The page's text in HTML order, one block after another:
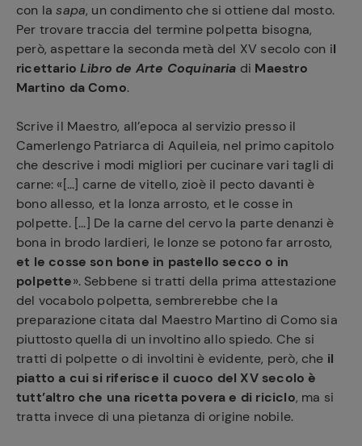
con lasapa, un condimento che si ottiene dal mosto.
Per trovare traccia del termine polpetta bisogna,
però, aspettare la seconda metà del XV secolo con il
ricettarioLibro de Arte Coquinaria di Maestro
Martino da Como.
Scrive il Maestro, all’epoca al servizio presso il
Camerlengo Patriarca di Aquileia, nel primo capitolo
che descrive i modi migliori per cucinare vari tagli di
carne: «[...] carne de vitello, zioè il pecto davanti è
bono allesso, et la lonza arrosto, et le cosse in
polpette. [...] De la carne del cervo la parte denanzi è
bona in brodo lardieri, le lonze se potono far arrosto,
et le cosse son bone in pastello secco o in
polpette». Sebbene si tratti della prima attestazione
del vocabolo polpetta, sembrerebbe che la
preparazione citata dal Maestro Martino di Como sia
piuttosto quella di un involtino allo spiedo. Che si
tratti di polpette o di involtini è evidente, però, che il
piatto a cui si riferisce il cuoco del XV secolo è
tutt’altro che una ricetta povera e di riciclo, ma si
tratta invece di una pietanza di origine nobile.